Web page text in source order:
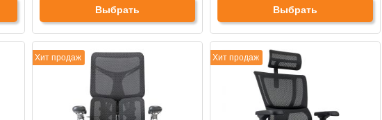
Выбрать Выбрать
Хит продаж Хит продаж